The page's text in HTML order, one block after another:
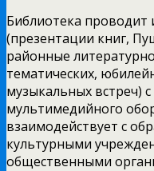
Библиотека проводит
(презентации книг,
районные
тематических,
музыкальных встреч)
мультимедийного
взаимодействует с
культурными
общественными